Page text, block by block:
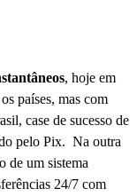
, hoje em
países, mas com
case de sucesso de
pelo Pix. Na outra
de um sistema
24/7 com